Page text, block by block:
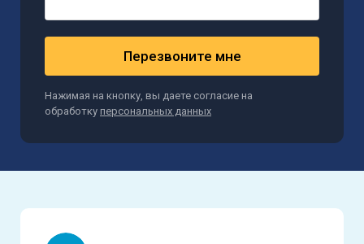
Перезвоните мне
Нажимая на кнопку, вы даете согласие на
обработку персональных данных